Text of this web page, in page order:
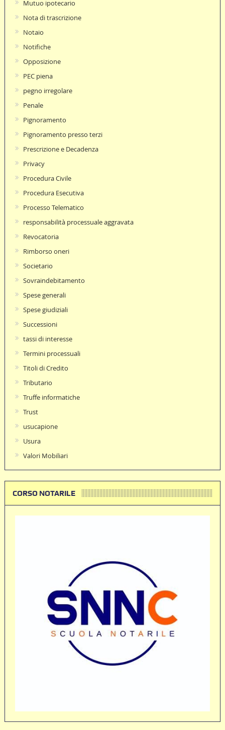
Mutuo ipotecario
Nota di trascrizione
Notaio
Notifiche
Opposizione
PEC piena
pegno irregolare
Penale
Pignoramento
Pignoramento presso terzi
Prescrizione e Decadenza
Privacy
Procedura Civile
Procedura Esecutiva
Processo Telematico
responsabilità processuale aggravata
Revocatoria
Rimborso oneri
Societario
Sovraindebitamento
Spese generali
Spese giudiziali
Successioni
tassi di interesse
Termini processuali
Titoli di Credito
Tributario
Truffe informatiche
Trust
usucapione
Usura
Valori Mobiliari
CORSO NOTARILE